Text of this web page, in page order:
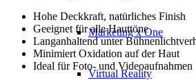
Marketing x One
Virtual Reality
Hohe Deckkraft, natürliches Finish
Geeignet für alle Hauttöne
Langanhaltend unter
Minimiert Oxidation auf der Haut
Ideal für Foto- und Videoaufnahmen